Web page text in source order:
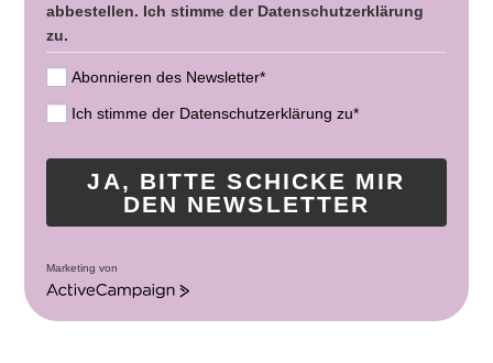
abbestellen. Ich stimme der Datenschutzerklärung
zu.
Abonnieren des Newsletter*
Ich stimme der Datenschutzerklärung zu*
JA, BITTE SCHICKE MIR
DEN NEWSLETTER
Marketing von
A